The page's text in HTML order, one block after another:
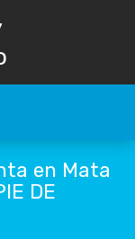
en Mata
DE